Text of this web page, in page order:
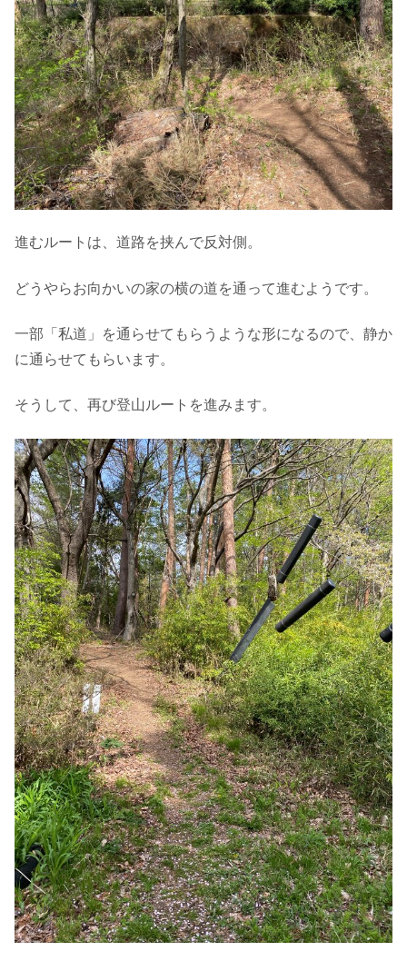
進むルートは、道路を挟んで反対側。
どうやらお向かいの家の横の道を通って進むようです。
一部「私道」を通らせてもらうような形になるので、静か
に通らせてもらいます。
そうして、再び登山ルートを進みます。